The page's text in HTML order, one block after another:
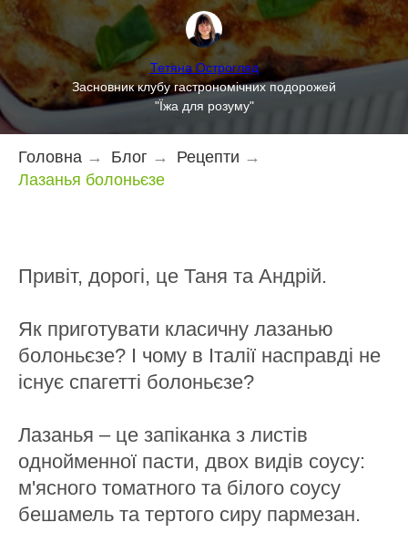
Тетяна Острогляд
Засновник клубу гастрономічних подорожей
"Їжа для розуму"
Головна → Блог → Рецепти →
Лазанья болоньєзе
Привіт, дорогі, це Таня та Андрій.
Як приготувати класичну лазанью
болоньєзе? І чому в Італії насправді не
існує спагетті болоньєзе?
Лазанья – це запіканка з листів
однойменної пасти, двох видів соусу:
м'ясного томатного та білого соусу
бешамель та тертого сиру пармезан.